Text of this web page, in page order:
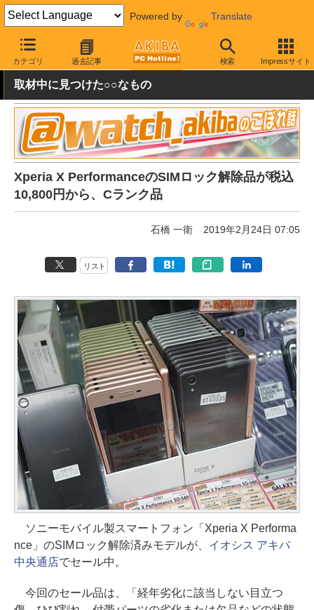
Powered by Translate
カテゴリ 過去記事 検索 Impressサイト
AKIBA PC Hotline! 秋葉原情報 価格情報 特価情報
取材中に見つけた○○なもの
Xperia X PerformanceのSIMロック解除品が税込
10,800円から、Cランク品
石橋 一衛 2019年2月24日 07:05
リスト
ソニーモバイル製スマートフォン「Xperia X Performa
nce」のSIMロック解除済みモデルが、 イオシス アキバ
中央通店でセール中。
今回のセール品は、「経年劣化に該当しない目立つ